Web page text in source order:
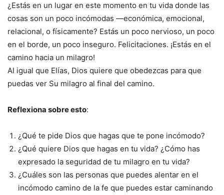
¿Estás en un lugar en este momento en tu vida donde las
cosas son un poco incómodas —económica, emocional,
relacional, o físicamente? Estás un poco nervioso, un poco
en el borde, un poco inseguro. Felicitaciones. ¡Estás en el
camino hacia un milagro!
Al igual que Elías, Dios quiere que obedezcas para que
puedas ver Su milagro al final del camino.
Reflexiona sobre esto:
¿Qué te pide Dios que hagas que te pone incómodo?
¿Qué quiere Dios que hagas en tu vida? ¿Cómo has
expresado la seguridad de tu milagro en tu vida?
¿Cuáles son las personas que puedes alentar en el
incómodo camino de la fe que puedes estar caminando